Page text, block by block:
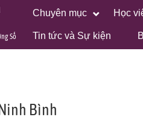
Số
Chuyên mục Học
Tin tức và Sự kiện
Bình